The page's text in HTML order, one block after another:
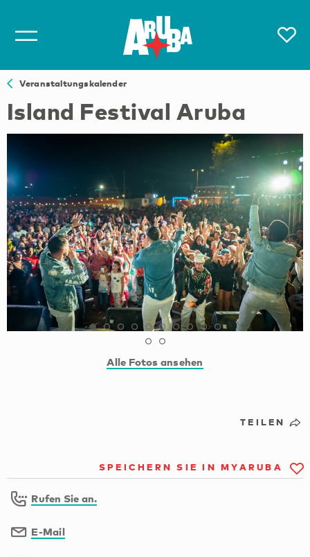
Veranstaltungskalender
Island Festival Aruba
Alle Fotos ansehen
TEILEN
SPEICHERN SIE IN MYARUBA
Rufen Sie an.
E-Mail